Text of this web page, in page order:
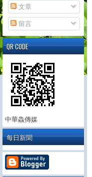
文章
留言
QR CODE
中華鱻傳媒
每日新聞